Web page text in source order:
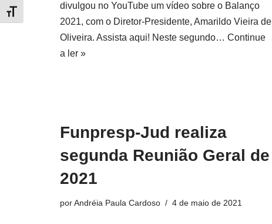
Alternar tamanho da fonte
divulgou no YouTube um vídeo sobre o Balanço
2021, com o Diretor-Presidente, Amarildo Vieira de
Oliveira. Assista aqui! Neste segundo… Continue
a ler »
Funpresp-Jud realiza
segunda Reunião Geral de
2021
porAndréia Paula Cardoso 4 de maio de 2021